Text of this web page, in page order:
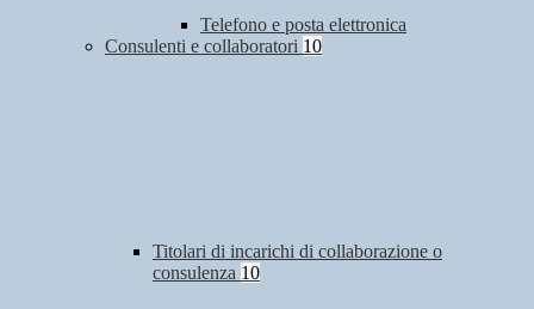
Telefono e posta elettronica
Consulenti e collaboratori 10
Titolari di incarichi di collaborazione o
consulenza 10